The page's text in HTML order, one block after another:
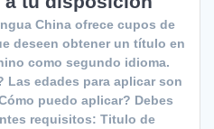
China ofrece cupos de
deseen obtener un título en
como segundo idioma.
Las edades para aplicar son
puedo aplicar? Debes
requisitos: Titulo de